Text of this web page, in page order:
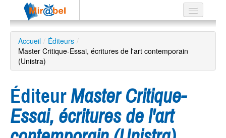
Le réseau
Soutien
Listes
Recherche
avancée
Accueil / Éditeurs /
Master Critique-Essai, écritures de l'art contemporain
(Unistra)
Éditeur Master Critique-
Essai, écritures de l'art